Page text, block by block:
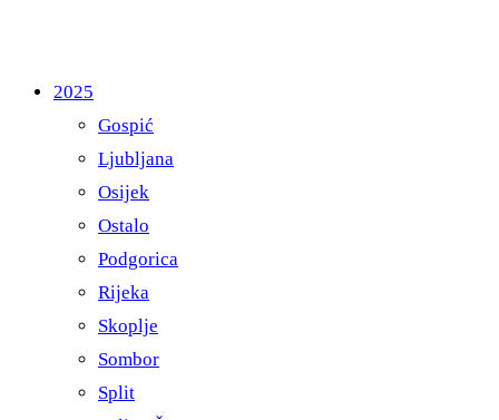
2025
Gospić
Ljubljana
Osijek
Ostalo
Podgorica
Rijeka
Skoplje
Sombor
Split